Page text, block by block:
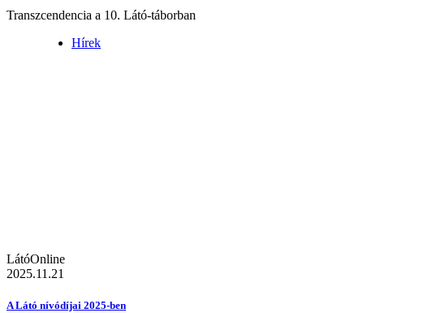
Transzcendencia a 10. Látó-táborban
Hírek
LátóOnline
2025.11.21
A Látó nívódíjai 2025-ben